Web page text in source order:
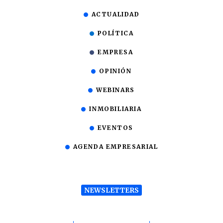
ACTUALIDAD
POLÍTICA
EMPRESA
OPINIÓN
WEBINARS
INMOBILIARIA
EVENTOS
AGENDA EMPRESARIAL
NEWSLETTERS